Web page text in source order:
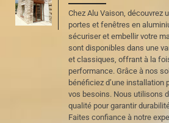
Chez Alu Vaison, découvrez
portes et fenêtres en
sécuriser et embellir votre
sont disponibles dans une
et classiques, offrant à la
performance. Grâce à nos
bénéficiez d’une installation
vos besoins. Nous utilisons
qualité pour garantir
Faites confiance à notre